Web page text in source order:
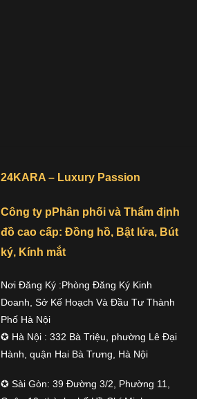
24KARA – Luxury Passion
Công ty pPhân phối và Thẩm định
đồ cao cấp: Đồng hồ, Bật lửa, Bút
ký, Kính mắt
Nơi Đăng Ký :Phòng Đăng Ký Kinh
Doanh, Sở Kế Hoạch Và Đầu Tư Thành
Phố Hà Nội
✪ Hà Nội : 332 Bà Triệu, phường Lê Đại
Hành, quận Hai Bà Trưng, Hà Nội
✪ Sài Gòn: 39 Đường 3/2, Phường 11,